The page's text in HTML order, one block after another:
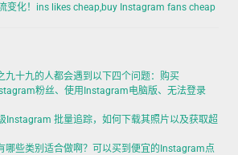
变化！ins likes cheap,buy Instagram fans cheap
九十九的人都会遇到以下四个问题：购买
粉丝、使用Instagram电脑版、无法登录
Instagram 批量追踪，如何下载其照片以及获取超
哪些类别适合做啊？可以买到便宜的Instagram点